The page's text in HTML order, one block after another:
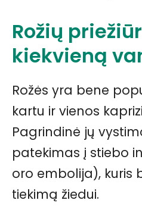
Rožių
kiekvieną
Rožės yra bene
kartu ir vienos
Pagrindinė jų
patekimas į stiebo
oro embolija), kuris
tiekimą žiedui.